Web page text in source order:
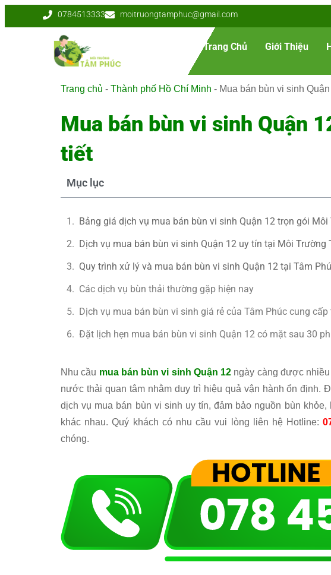
0784513333 moitruongtamphuc@gmail.com
Trang Chủ Giới Thiệu
Trang chủ - Thành phố Hồ Chí Minh - Mua bán bùn vi sinh
Mua bán bùn vi sinh Quận
tiết
Mục lục
Bảng giá dịch vụ mua bán bùn vi sinh Quận 12 trọn gói
Dịch vụ mua bán bùn vi sinh Quận 12 uy tín tại Môi Trường
Quy trình xử lý và mua bán bùn vi sinh Quận 12 tại Tâm
Các dịch vụ bùn thải thường gặp hiện nay
Dịch vụ mua bán bùn vi sinh giá rẻ của Tâm Phúc cung
Đặt lịch hẹn mua bán bùn vi sinh Quận 12 có mặt sau 30
Nhu cầu mua bán bùn vi sinh Quận 12 ngày càng được
nước thải quan tâm nhằm duy trì hiệu quả vận hành ổn định.
dịch vụ mua bán bùn vi sinh uy tín, đảm bảo nguồn bùn
khác nhau. Quý khách có nhu cầu vui lòng liên hệ Hotline:
chóng.